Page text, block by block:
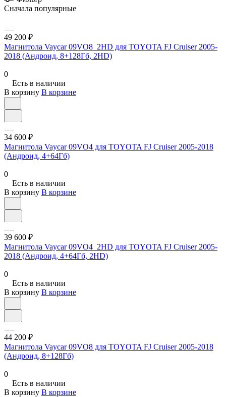
Сначала популярные
49 200 ₽
Магнитола Vaycar 09VO8_2HD для TOYOTA FJ Cruiser 2005-
2018 (Андроид, 8+128Гб, 2HD)
0
Есть в наличии
В корзину В корзине
34 600 ₽
Магнитола Vaycar 09VO4 для TOYOTA FJ Cruiser 2005-2018
(Андроид, 4+64Гб)
0
Есть в наличии
В корзину В корзине
39 600 ₽
Магнитола Vaycar 09VO4_2HD для TOYOTA FJ Cruiser 2005-
2018 (Андроид, 4+64Гб, 2HD)
0
Есть в наличии
В корзину В корзине
44 200 ₽
Магнитола Vaycar 09VO8 для TOYOTA FJ Cruiser 2005-2018
(Андроид, 8+128Гб)
0
Есть в наличии
В корзину В корзине